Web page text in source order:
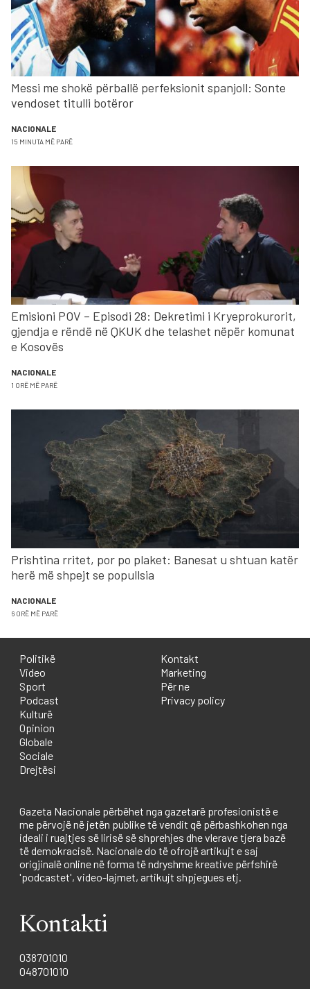
Messi me shokë përballë perfeksionit spanjoll: Sonte
vendoset titulli botëror
NACIONALE
15 MINUTA MË PARË
Emisioni POV – Episodi 28: Dekretimi i Kryeprokurorit,
gjendja e rëndë në QKUK dhe telashet nëpër komunat
e Kosovës
NACIONALE
1 ORË MË PARË
Prishtina rritet, por po plaket: Banesat u shtuan katër
herë më shpejt se popullsia
NACIONALE
6 ORË MË PARË
Politikë
Video
Sport
Podcast
Kulturë
Opinion
Globale
Sociale
Drejtësi
Kontakt
Marketing
Për ne
Privacy policy
Gazeta Nacionale përbëhet nga gazetarë profesionistë e
me përvojë në jetën publike të vendit që përbashkohen nga
ideali i ruajtjes së lirisë së shprehjes dhe vlerave tjera bazë
të demokracisë. Nacionale do të ofrojë artikujt e saj
origjinalë online në forma të ndryshme kreative përfshirë
'podcastet', video-lajmet, artikujt shpjegues etj.
Kontakti
038701010
048701010